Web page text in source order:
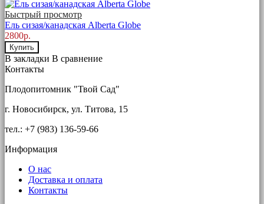
Быстрый просмотр
Ель сизая/канадская Alberta Globe
2800р.
Купить
В закладки В сравнение
Контакты
Плодопитомник "Твой Сад"
г. Новосибирск, ул. Титова, 15
тел.: +7 (983) 136-59-66
Информация
О нас
Доставка и оплата
Контакты